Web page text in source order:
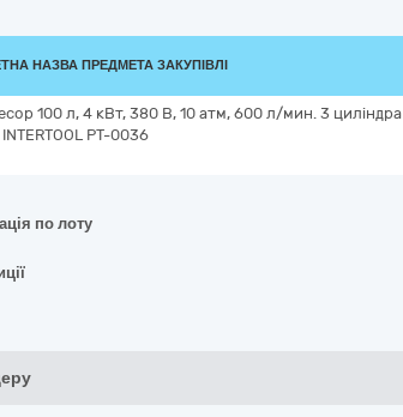
НАЗВА ПРЕДМЕТА ЗАКУПІВЛІ
100 л, 4 кВт, 380 В, 10 атм, 600 л/мин. 3 циліндра
INTERTOOL PT-0036
по лоту